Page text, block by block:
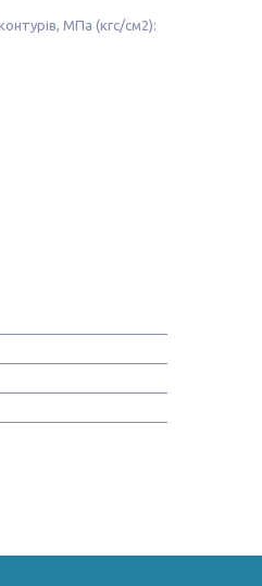
МПа (кгс/см2):